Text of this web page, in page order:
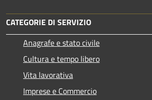
CATEGORIE DI SERVIZIO
Anagrafe e stato civile
Cultura e tempo libero
Vita lavorativa
Imprese e Commercio